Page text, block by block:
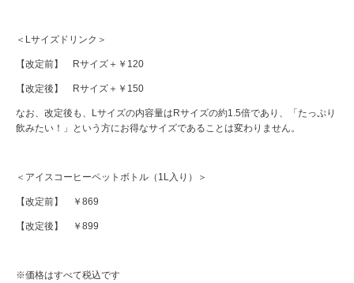
＜Lサイズドリンク＞
【改定前】 Rサイズ＋￥120
【改定後】 Rサイズ＋￥150
なお、改定後も、Lサイズの内容量はRサイズの約1.5倍であり、「たっぷり
飲みたい！」という方にお得なサイズであることは変わりません。
＜アイスコーヒーペットボトル（1L入り）＞
【改定前】 ￥869
【改定後】 ￥899
※価格はすべて税込です